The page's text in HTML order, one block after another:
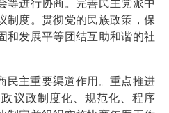
等进行协商。完善民主党派中
制度。贯彻党的民族政策，保
和发展平等团结互助和谐的社
民主重要渠道作用。重点推进
议政制度化、规范化、程序